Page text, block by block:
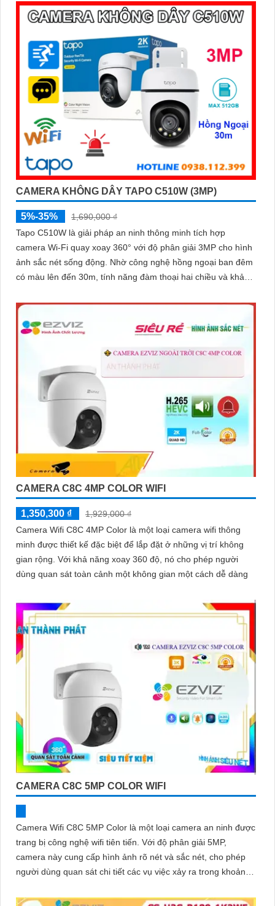
CAMERA KHÔNG DÂY TAPO C510W (3MP)
5%-35%
1,690,000 ₫
Tapo C510W là giải pháp an ninh thông minh tích hợp
camera Wi-Fi quay xoay 360° với độ phân giải 3MP cho hình
ảnh sắc nét sống động. Nhờ công nghệ hồng ngoại ban đêm
có màu lên đến 30m, tính năng đàm thoại hai chiều và khả
chuyển động dù ở bất cứ đâu, với thiết kế bền bỉ đạt chuẩn
IP66 và hệ thống cảnh báo thông minh
CAMERA C8C 4MP COLOR WIFI
1,350,300 ₫
1,929,000 ₫
Camera Wifi C8C 4MP Color là một loại camera wifi thông
minh được thiết kế đặc biệt để lắp đặt ở những vị trí không
gian rộng. Với khả năng xoay 360 độ, nó cho phép người
dùng quan sát toàn cảnh một không gian một cách dễ dàng
CAMERA C8C 5MP COLOR WIFI
Camera Wifi C8C 5MP Color là một loại camera an ninh được
trang bị công nghệ wifi tiên tiến. Với độ phân giải 5MP,
camera này cung cấp hình ảnh rõ nét và sắc nét, cho phép
người dùng quan sát chi tiết các vụ việc xảy ra trong khoảng